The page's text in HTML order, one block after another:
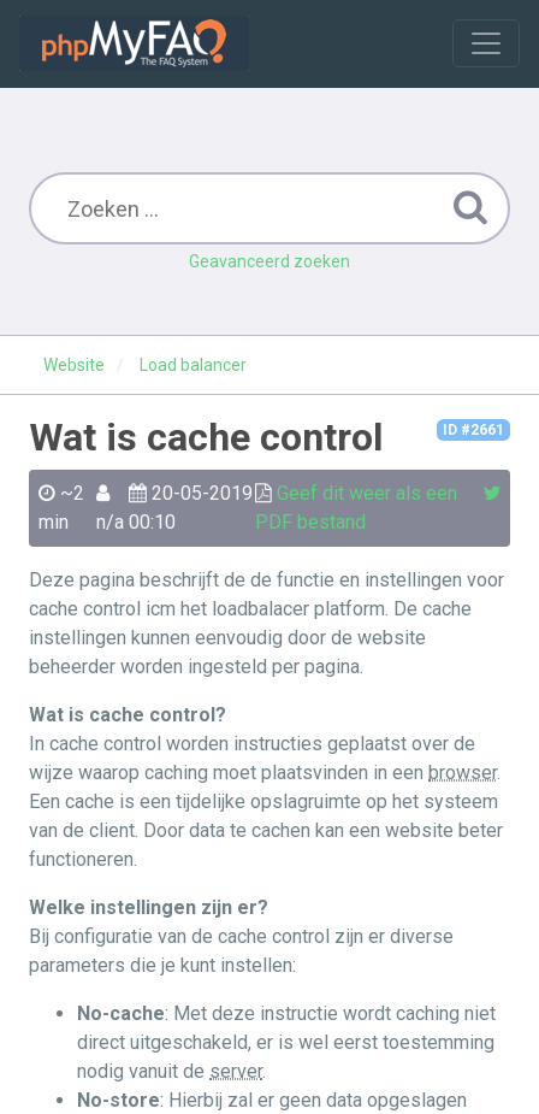
Geavanceerd zoeken
Website Load balancer
ID #2661
Wat is cache control
~2
min
n/a
20-05-2019
00:10
Geef dit weer als een
PDF bestand
Deze pagina beschrijft de de functie en instellingen voor
cache control icm het loadbalacer platform. De cache
instellingen kunnen eenvoudig door de website
beheerder worden ingesteld per pagina.
Wat is cache control?
In cache control worden instructies geplaatst over de
wijze waarop caching moet plaatsvinden in een browser.
Een cache is een tijdelijke opslagruimte op het systeem
van de client. Door data te cachen kan een website beter
functioneren.
Welke instellingen zijn er?
Bij configuratie van de cache control zijn er diverse
parameters die je kunt instellen:
No-cache: Met deze instructie wordt caching niet
direct uitgeschakeld, er is wel eerst toestemming
nodig vanuit de server.
No-store: Hierbij zal er geen data opgeslagen